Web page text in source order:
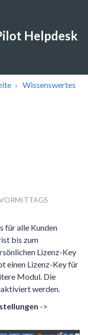
Helpdesk
Wissenswertes
für alle Kunden
bis zum
Lizenz-Key
einen Lizenz-Key für
Modul. Die
werden.
->